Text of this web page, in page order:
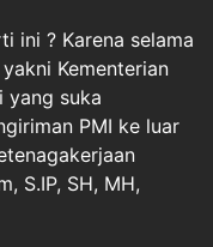
ini ? Karena selama
Kementerian
yang suka
PMI ke luar
S.IP, SH, MH,